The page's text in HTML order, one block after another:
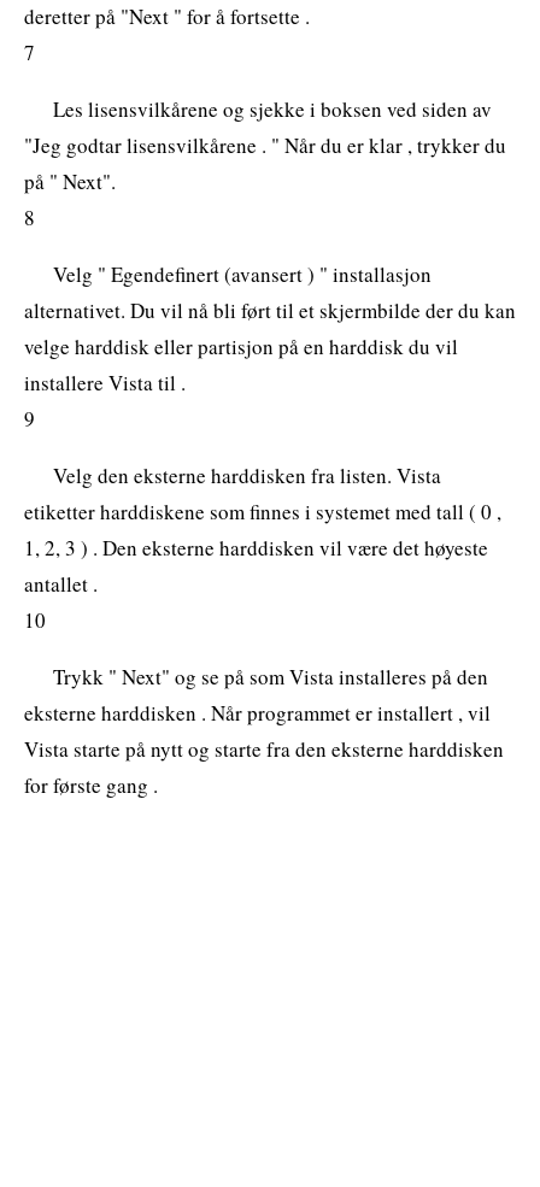
deretter på "Next " for å fortsette .
7
Les lisensvilkårene og sjekke i boksen ved siden av
"Jeg godtar lisensvilkårene . " Når du er klar , trykker du
på " Next".
8
Velg " Egendefinert (avansert ) " installasjon
alternativet. Du vil nå bli ført til et skjermbilde der du kan
velge harddisk eller partisjon på en harddisk du vil
installere Vista til .
9
Velg den eksterne harddisken fra listen. Vista
etiketter harddiskene som finnes i systemet med tall ( 0 ,
1, 2, 3 ) . Den eksterne harddisken vil være det høyeste
antallet .
10
Trykk " Next" og se på som Vista installeres på den
eksterne harddisken . Når programmet er installert , vil
Vista starte på nytt og starte fra den eksterne harddisken
for første gang .